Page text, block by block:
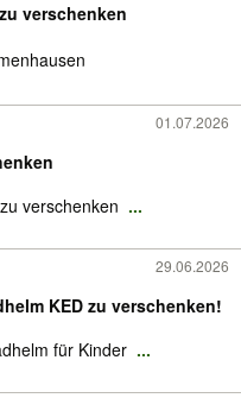
verschenken
01.07.2026
verschenken ...
29.06.2026
KED zu verschenken!
für Kinder ...